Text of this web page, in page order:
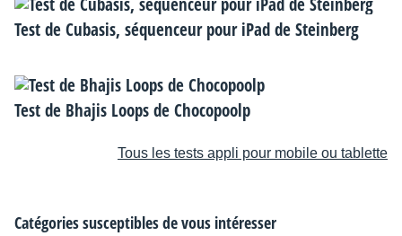
Test de Cubasis, séquenceur pour iPad de Steinberg
Test de Bhajis Loops de Chocopoolp
Tous les tests appli pour mobile ou tablette
Catégories susceptibles de vous intéresser